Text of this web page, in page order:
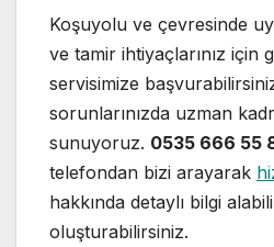
Koşuyolu ve çevresinde
ve tamir ihtiyaçlarınız için
servisimize
sorunlarınızda uzman
sunuyoruz. 0535 666 55
telefondan bizi arayarak
hakkında detaylı bilgi
oluşturabilirsiniz.